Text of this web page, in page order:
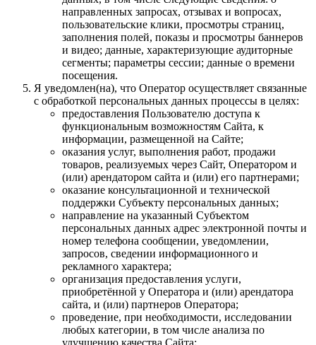
направленных запросах, отзывах и вопросах,
пользовательские клики, просмотры страниц,
заполнения полей, показы и просмотры баннеров
и видео; данные, характеризующие аудиторные
сегменты; параметры сессии; данные о времени
посещения.
Я уведомлен(на), что Оператор осуществляет связанные
с обработкой персональных данных процессы в целях:
предоставления Пользователю доступа к
функциональным возможностям Сайта, к
информации, размещенной на Сайте;
оказания услуг, выполнения работ, продажи
товаров, реализуемых через Сайт, Оператором и
(или) арендатором сайта и (или) его партнерами;
оказание консультационной и технической
поддержки Субъекту персональных данных;
направление на указанный Субъектом
персональных данных адрес электронной почты и
номер телефона сообщении, уведомлении,
запросов, сведении информационного и
рекламного характера;
организация предоставления услуги,
приобретённой у Оператора и (или) арендатора
сайта, и (или) партнеров Оператора;
проведение, при необходимости, исследовании
любых категории, в том числе анализа по
улучшению качества Сайта;